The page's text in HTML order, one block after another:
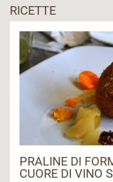
RICETTE
PRALINE DI
CUORE DI VINO